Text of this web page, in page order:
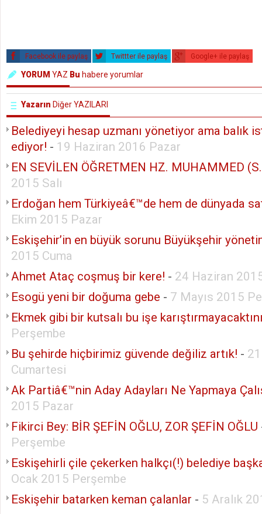
Facebook ile paylaş Twittter ile paylaş Google+ ile paylaş
YORUM YAZ Bu habere yorumlar
Yazarın Diğer YAZILARI
Belediyeyi hesap uzmanı yönetiyor ama balık
ediyor! - 19 Haziran 2016 Pazar
EN SEVİLEN ÖĞRETMEN HZ. MUHAMMED
2015 Salı
Erdoğan hem Türkiyeâ€™de hem de dünyada
Ekim 2015 Pazar
Eskişehir’in en büyük sorunu Büyükşehir
2015 Cuma
Ahmet Ataç coşmuş bir kere! - 24 Haziran
Esogü yeni bir doğuma gebe - 7 Mayıs 2015
Ekmek gibi bir kutsalı bu işe
Perşembe
Bu şehirde hiçbirimiz güvende değiliz artık! -
Cumartesi
Ak Partiâ€™nin Aday Adayları Ne Yapmaya
2015 Pazar
Fikirci Bey: BİR ŞEFİN OĞLU, ZOR ŞEFİN OĞLU
Perşembe
Eskişehirli çile çekerken halkçı(!) belediye
Ocak 2015 Perşembe
Eskişehir batarken keman çalanlar - 5 Aralık